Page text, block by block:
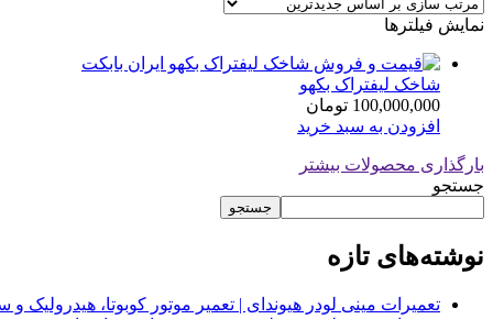
نمایش فیلترها
شاخک لیفتراک بکهو
100,000,000 تومان
افزودن به سبد خرید
بارگذاری محصولات بیشتر
جستجو
جستجو
نوشته‌های تازه
تعمیرات مینی لودر هیوندای | تعمیر موتور کوبوتا،